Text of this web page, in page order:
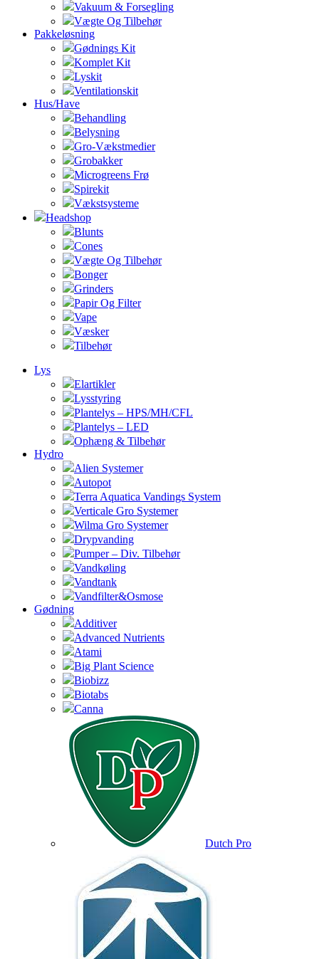
Vakuum & Forsegling
Vægte Og Tilbehør
Pakkeløsning
Gødnings Kit
Komplet Kit
Lyskit
Ventilationskit
Hus/Have
Behandling
Belysning
Gro-Vækstmedier
Grobakker
Microgreens Frø
Spirekit
Vækstsysteme
Headshop
Blunts
Cones
Vægte Og Tilbehør
Bonger
Grinders
Papir Og Filter
Vape
Væsker
Tilbehør
Lys
Elartikler
Lysstyring
Plantelys – HPS/MH/CFL
Plantelys – LED
Ophæng & Tilbehør
Hydro
Alien Systemer
Autopot
Terra Aquatica Vandings System
Verticale Gro Systemer
Wilma Gro Systemer
Drypvanding
Pumper – Div. Tilbehør
Vandkøling
Vandtank
Vandfilter&Osmose
Gødning
Additiver
Advanced Nutrients
Atami
Big Plant Science
Biobizz
Biotabs
Canna
Dutch Pro